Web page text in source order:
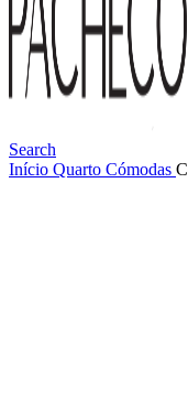
Search
Início Quarto Cómodas